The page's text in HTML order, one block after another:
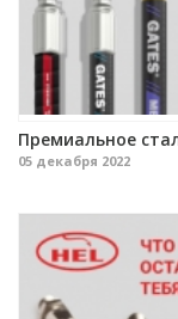
Премиальное
05 декабря 2022